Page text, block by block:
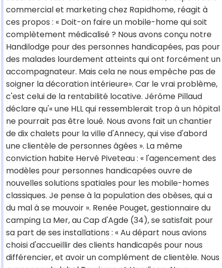
commercial et marketing chez Rapidhome, réagit à
ces propos : « Doit-on faire un mobile-home qui soit
complètement médicalisé ? Nous avons conçu notre
Handilodge pour des personnes handicapées, pas pour
des malades lourdement atteints qui ont forcément un
accompagnateur. Mais cela ne nous empêche pas de
soigner la décoration intérieure». Car le vrai problème,
c'est celui de la rentabilité locative. Jérôme Pillaud
déclare qu'« une HLL qui ressemblerait trop à un hôpital
ne pourrait pas être loué. Nous avons fait un chantier
de dix chalets pour la ville d'Annecy, qui vise d'abord
une clientèle de personnes âgées ». La même
conviction habite Hervé Piveteau : « l'agencement des
modèles pour personnes handicapées ouvre de
nouvelles solutions spatiales pour les mobile-homes
classiques. Je pense à la population des obèses, qui a
du mal à se mouvoir ». Renée Pouget, gestionnaire du
camping La Mer, au Cap d'Agde (34), se satisfait pour
sa part de ses installations : « Au départ nous avions
choisi d'accueillir des clients handicapés pour nous
différencier, et avoir un complément de clientèle. Nous